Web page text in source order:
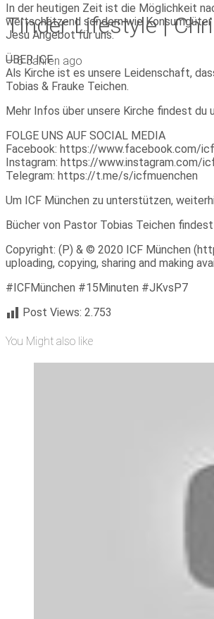
Tinder Lifestyle |
— 6 Jahren ago
In der heutigen Zeit ist die Möglichkeit
wertschätzend sondern wie
Jesu Angebot für uns.
ÜBER ICF
Als Kirche ist es unsere Leidenschaft,
Tobias & Frauke Teichen.
Mehr Infos über unsere Kirche findest
FOLGE UNS AUF SOCIAL MEDIA
Facebook: https://www.facebook.com/
Instagram: https://www.instagram.com/
Telegram: https://t.me/s/icfmuenchen
Um ICF München zu unterstützen,
Bücher von Pastor Tobias Teichen
Copyright: (P) & © 2020 ICF München
uploading, copying, sharing and making
#ICFMünchen #15Minuten #JKvsP7
Post Views: 2.753
You Might also like